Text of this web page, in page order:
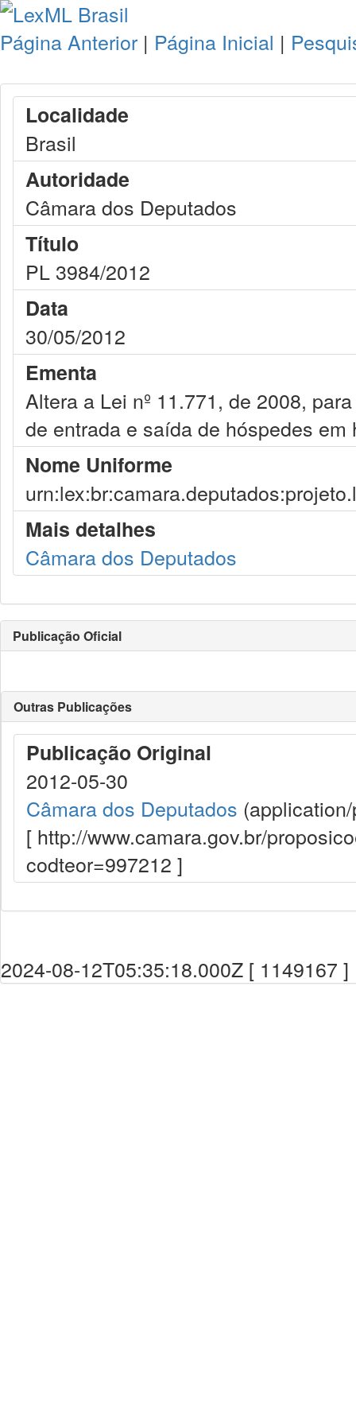
Página Anterior | Página Inicial |
Localidade
Brasil
Autoridade
Câmara dos Deputados
Título
PL 3984/2012
Data
30/05/2012
Ementa
Altera a Lei nº 11.771, de 2008,
de entrada e saída de hóspedes
Nome Uniforme
Mais detalhes
Câmara dos Deputados
Publicação Oficial
Outras Publicações
Publicação Original
2012-05-30
Câmara dos Deputados
[ http://www.camara.gov.br/
codteor=997212 ]
2024-08-12T05:35:18.000Z [ 1149167 ]